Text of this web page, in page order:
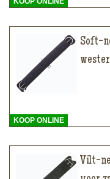
Soft-
KOOP ONLINE
Vilt-